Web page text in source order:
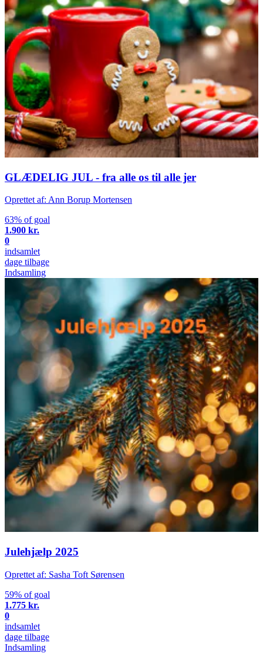
GLÆDELIG JUL - fra alle os til alle jer
Oprettet af: Ann Borup Mortensen
63% of goal
1.900 kr.
0
indsamlet
dage tilbage
Indsamling
Julehjælp 2025
Oprettet af: Sasha Toft Sørensen
59% of goal
1.775 kr.
0
indsamlet
dage tilbage
Indsamling